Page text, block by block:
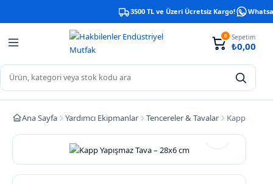
3500 TL ve Üzeri Ücretsiz Kargo!
0 Sepetim
₺0,00
Ana Sayfa Yardımcı Ekipmanlar Tencereler & Tavalar Kapp